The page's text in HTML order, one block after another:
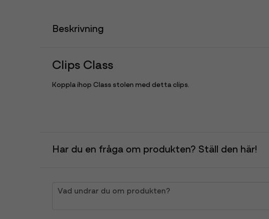
Beskrivning
Clips Class
Koppla ihop Class stolen med detta clips.
Har du en fråga om produkten? Ställ den här!
question
Vad undrar du om produkten?